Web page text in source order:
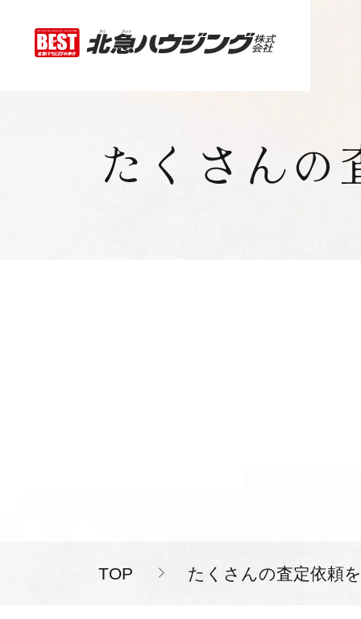
たくさん
TOP たくさんの査定依頼